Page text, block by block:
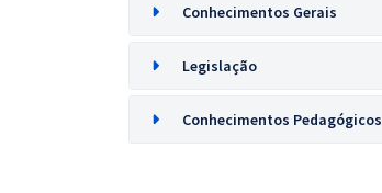
Conhecimentos Gerais
Legislação
Conhecimentos Pedagógicos